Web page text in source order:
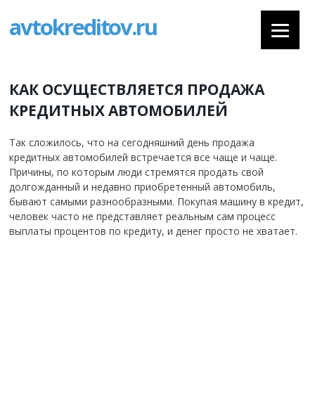
avtokreditov.ru
КАК ОСУЩЕСТВЛЯЕТСЯ ПРОДАЖА
КРЕДИТНЫХ АВТОМОБИЛЕЙ
Так сложилось, что на сегодняшний день продажа
кредитных автомобилей встречается все чаще и чаще.
Причины, по которым люди стремятся продать свой
долгожданный и недавно приобретенный автомобиль,
бывают самыми разнообразными. Покупая машину в кредит,
человек часто не представляет реальным сам процесс
выплаты процентов по кредиту, и денег просто не хватает.